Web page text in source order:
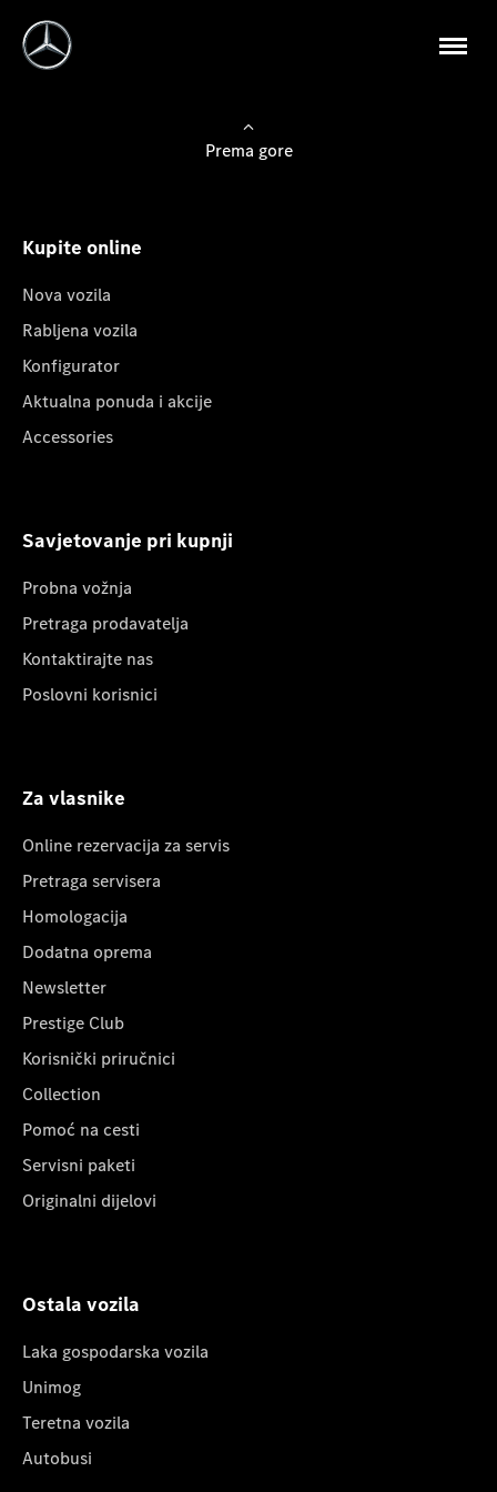
Prema gore
Kupite online
Nova vozila
Rabljena vozila
Konfigurator
Aktualna ponuda i akcije
Accessories
Savjetovanje pri kupnji
Probna vožnja
Pretraga prodavatelja
Kontaktirajte nas
Poslovni korisnici
Za vlasnike
Online rezervacija za servis
Pretraga servisera
Homologacija
Dodatna oprema
Newsletter
Prestige Club
Korisnički priručnici
Collection
Pomoć na cesti
Servisni paketi
Originalni dijelovi
Ostala vozila
Laka gospodarska vozila
Unimog
Teretna vozila
Autobusi